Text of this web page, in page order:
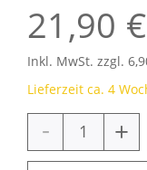
21,90 €
Inkl. MwSt. zzgl.
Lieferzeit ca. 4
- +